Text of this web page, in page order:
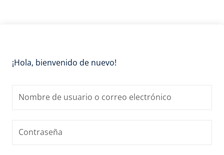
¡Hola, bienvenido de nuevo!